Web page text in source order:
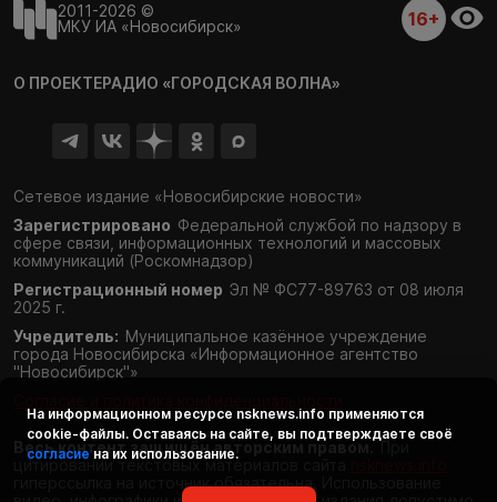
2011-2026 ©
МКУ ИА «Новосибирск»
16+
О ПРОЕКТЕРАДИО «ГОРОДСКАЯ ВОЛНА»
Сетевое издание «Новосибирские новости»
Зарегистрировано Федеральной службой по надзору в
сфере связи, информационных технологий и массовых
коммуникаций (Роскомнадзор)
Регистрационный номер Эл № ФС77-89763 от 08 июля
2025 г.
Учредитель: Муниципальное казённое учреждение
города Новосибирска «Информационное агентство
"Новосибирск"»
Весь контент защищён авторским правом.
гиперссылка на источник обязательна. Использование
На информационном ресурсе nsknews.info применяются
cookie-файлы. Оставаясь на сайте, вы подтверждаете своё
согласие на их использование.